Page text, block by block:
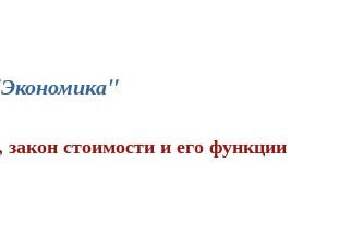
стоимости и его функции